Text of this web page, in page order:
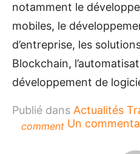
notamment le
mobiles, le
d’entreprise, les
Blockchain,
développement de
Publié dans Actualités
comment Un